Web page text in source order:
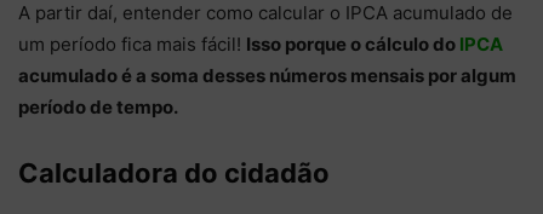
A partir daí, entender como calcular o IPCA acumulado de
um período fica mais fácil! Isso porque o cálculo do IPCA
acumulado é a soma desses números mensais por algum
período de tempo.
Calculadora do cidadão